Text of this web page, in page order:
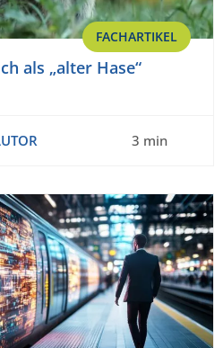
FACHARTIKEL
als „alter Hase“
3 min